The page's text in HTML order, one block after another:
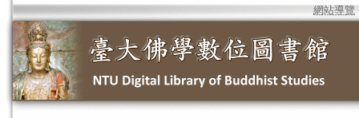
網站導覽